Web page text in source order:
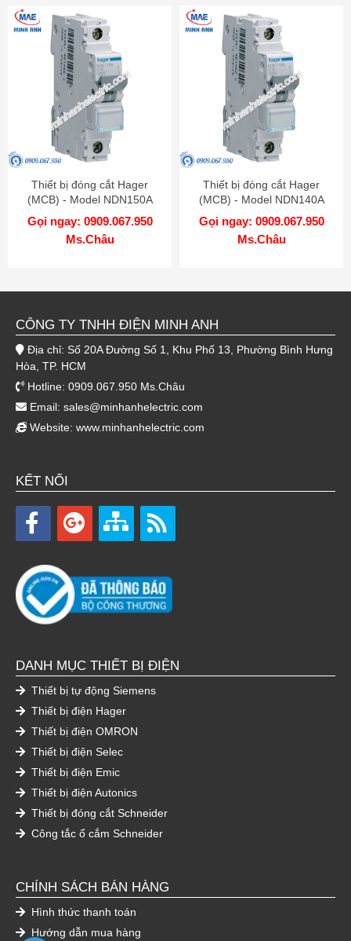
Thiết bị đóng cắt Hager
(MCB) - Model NDN150A
Gọi ngay: 0909.067.950
Ms.Châu
Thiết bị đóng cắt Hager
(MCB) - Model NDN140A
Gọi ngay: 0909.067.950
Ms.Châu
CÔNG TY TNHH ĐIỆN MINH ANH
Địa chỉ: Số 20A Đường Số 1, Khu Phố 13, Phường Bình Hưng
Hòa, TP. HCM
Hotline: 0909.067.950 Ms.Châu
Email: sales@minhanhelectric.com
Website: www.minhanhelectric.com
KẾT NỐI
DANH MỤC THIẾT BỊ ĐIỆN
Thiết bị tự động Siemens
Thiết bị điện Hager
Thiết bị điện OMRON
Thiết bị điện Selec
Thiết bị điện Emic
Thiết bị điện Autonics
Thiết bị đóng cắt Schneider
Công tắc ổ cắm Schneider
CHÍNH SÁCH BÁN HÀNG
Hình thức thanh toán
Hướng dẫn mua hàng